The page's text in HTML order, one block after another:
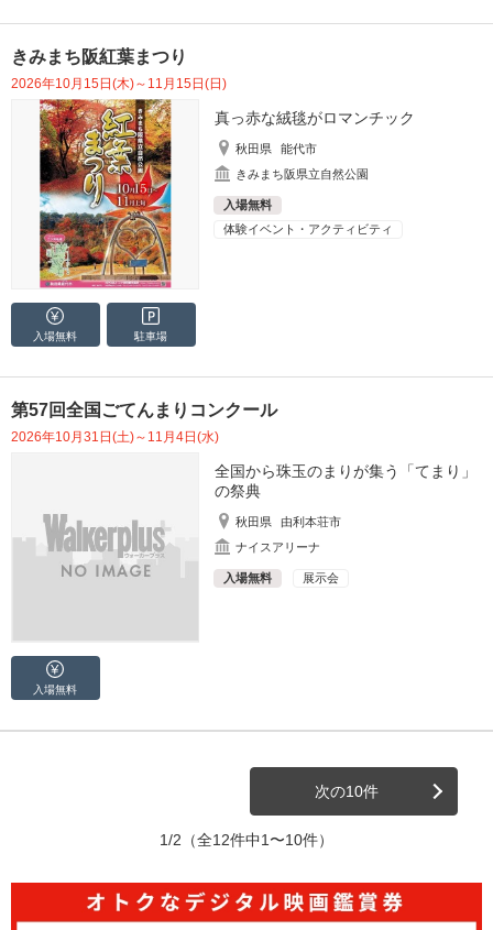
きみまち阪紅葉まつり
2026年10月15日(木)～11月15日(日)
真っ赤な絨毯がロマンチック
秋田県
能代市
きみまち阪県立自然公園
入場無料
体験イベント・アクティビティ
入場無料 駐車場
第57回全国ごてんまりコンクール
2026年10月31日(土)～11月4日(水)
全国から珠玉のまりが集う「てまり」
の祭典
秋田県
由利本荘市
ナイスアリーナ
入場無料 展示会
入場無料
次の10件
1/2 （全12件中1〜10件）